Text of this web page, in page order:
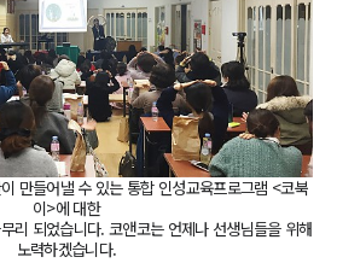
만들어낼 수 있는 통합 인성교육프로그램 <코북
이>에 대한
리 되었습니다. 코앤코는 언제나 선생님들을 위해
노력하겠습니다.